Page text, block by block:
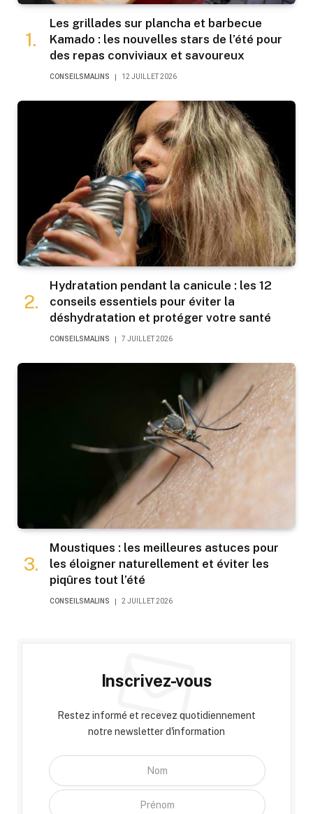
Les grillades sur plancha et barbecue
Kamado : les nouvelles stars de l’été pour
des repas conviviaux et savoureux
CONSEILSMALINS 12 JUILLET 2026
Hydratation pendant la canicule : les 12
conseils essentiels pour éviter la
déshydratation et protéger votre santé
CONSEILSMALINS 7 JUILLET 2026
Moustiques : les meilleures astuces pour
les éloigner naturellement et éviter les
piqûres tout l’été
CONSEILSMALINS 2 JUILLET 2026
Inscrivez-vous
Restez informé et recevez quotidiennement
notre newsletter d'information